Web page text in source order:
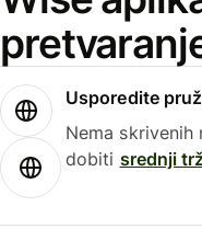
Usporedite
Nema skrivenih
dobiti srednji